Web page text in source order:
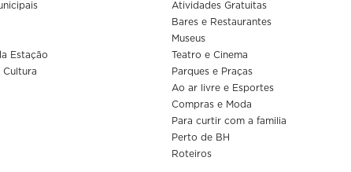
Estação
Cultura
Atividades Gratuitas
Bares e Restaurantes
Museus
Teatro e Cinema
Parques e Praças
Ao ar livre e Esportes
Compras e Moda
Para curtir com a familia
Perto de BH
Roteiros